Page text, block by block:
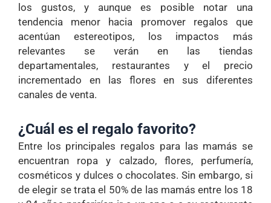
los gustos, y aunque es posible notar una
tendencia menor hacia promover regalos que
acentúan estereotipos, los impactos más
relevantes se verán en las tiendas
departamentales, restaurantes y el precio
incrementado en las flores en sus diferentes
canales de venta.
¿Cuál es el regalo favorito?
Entre los principales regalos para las mamás se
encuentran ropa y calzado, flores, perfumería,
cosméticos y dulces o chocolates. Sin embargo, si
de elegir se trata el 50% de las mamás entre los 18